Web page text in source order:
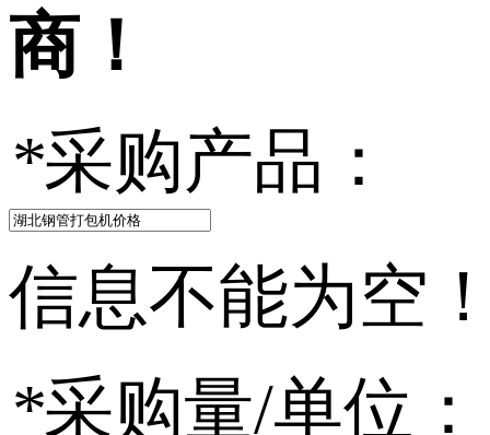
商！
*采购产品：
信息不能为空
*采购量/单位：